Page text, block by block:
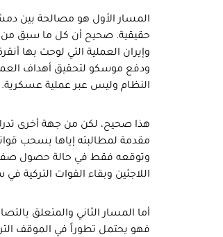
المسار الأول هو مصالحة بين
حقيقية. صحيح أن كل ما سبق من
وإيران العملية التي لوحت بها
النظام وليس عبر عملية عسكرية.
هذا صحيح، لكن من جهة أخرى
مقدمة لمطالبته إياها بسحب
وتوقعه فقط في حالة حصول
اللاجئين وبقاء القوات التركية
أما المسار الثاني والمتعلق
فهو يحتمل تطوراً في الموقف